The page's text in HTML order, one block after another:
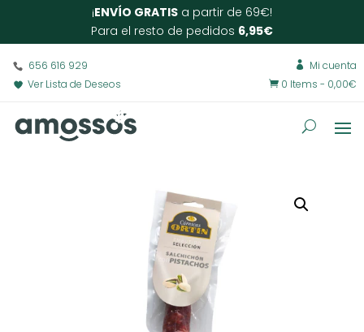
¡ENVÍO GRATIS a partir de 69€!
Para el resto de pedidos 6,95€
656 616 929
Ver Lista de Deseos
 Mi cuenta
 0 Items - 0,00€